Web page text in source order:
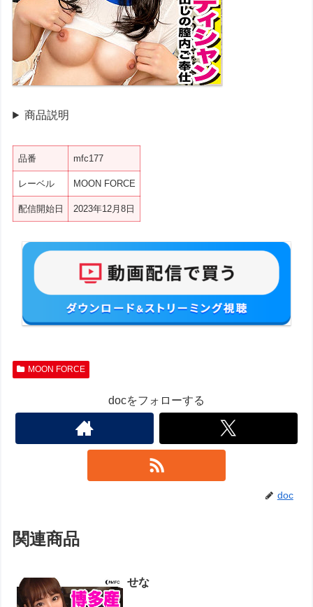
商品説明
品番 mfc177
レーベル MOON FORCE
配信開始日 2023年12月8日
MOON FORCE
docをフォローする
doc
関連商品
せな